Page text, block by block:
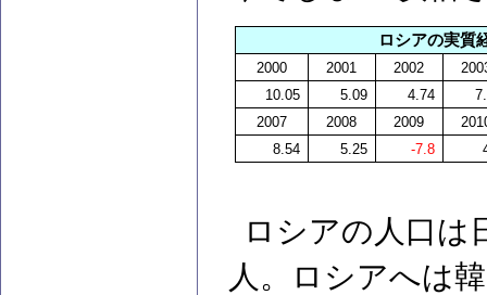
ロシアの実質
2000 2001 2002
10.05
5.09 4.74
2007
2008 2009
8.54
5.25 -7.8
ロシアの人口は
人。ロシアへは